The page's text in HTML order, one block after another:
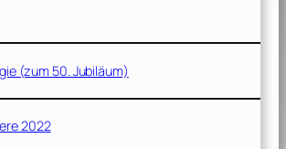
(zum 50. Jubiläum)
2022